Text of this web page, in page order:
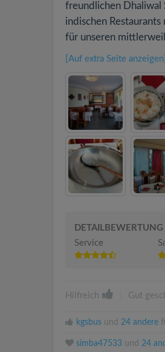
freundlichen Dhaliwal
indischen
für unseren
[Auf extra Seite anzeigen]
DETAILBEWERTUNG
Service
Hilfreich Gut
kgsbus und 24 andere
simba47533 und 24